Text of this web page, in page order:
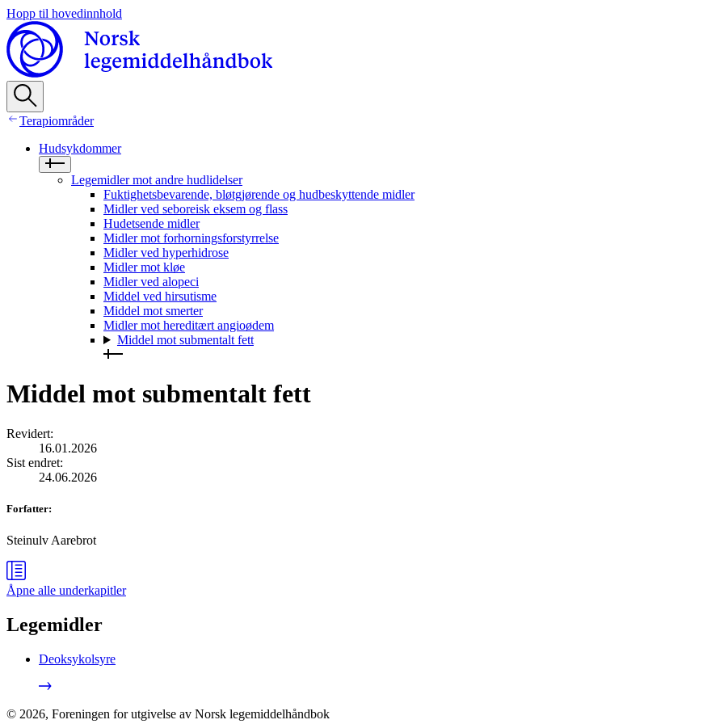
Hopp til hovedinnhold
Terapiområder
Hudsykdommer
Legemidler mot andre hudlidelser
Fuktighetsbevarende, bløtgjørende og hudbeskyttende midler
Midler ved seboreisk eksem og flass
Hudetsende midler
Midler mot forhorningsforstyrrelse
Midler ved hyperhidrose
Midler mot kløe
Midler ved alopeci
Middel ved hirsutisme
Middel mot smerter
Midler mot hereditært angioødem
Middel mot submentalt fett
Middel mot submentalt fett
Revidert:
16.01.2026
Sist endret:
24.06.2026
Forfatter:
Steinulv Aarebrot
Åpne alle underkapitler
Legemidler
Deoksykolsyre
© 2026, Foreningen for utgivelse av Norsk legemiddelhåndbok